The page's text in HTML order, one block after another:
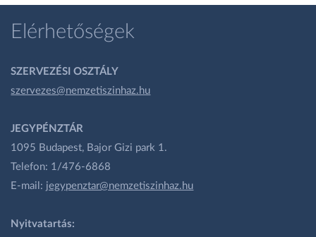
Elérhetőségek
SZERVEZÉSI OSZTÁLY
szervezes@nemzetiszinhaz.hu
JEGYPÉNZTÁR
1095 Budapest, Bajor Gizi park 1.
Telefon: 1/476-6868
E-mail: jegypenztar@nemzetiszinhaz.hu
Nyitvatartás: